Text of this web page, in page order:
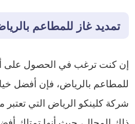
تمديد غاز للمطاعم
إن كنت ترغب في الحصول على
للمطاعم بالرياض، فإن أفضل
شركة كلينكو الرياض التي تعتبر